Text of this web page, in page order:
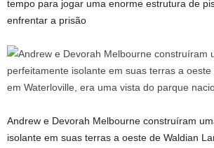
tempo para jogar uma enorme estrutura de
enfrentar a prisão
Andrew e Devorah Melbourne construíram
isolante em suas terras a oeste de Waldian